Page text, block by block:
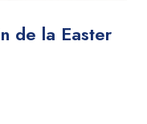
de la Easter